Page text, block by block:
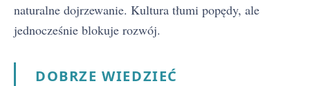
naturalne dojrzewanie. Kultura tłumi popędy, ale
jednocześnie blokuje rozwój.
DOBRZE WIEDZIEĆ